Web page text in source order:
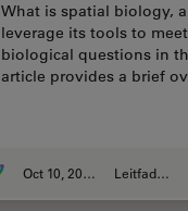
What is spatial biology,
leverage its tools to
biological questions in
article provides a brief
Oct 10, 2024 Leitfaden